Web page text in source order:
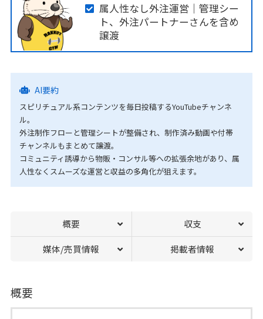
属人性なし外注運営｜管理シー
ト、外注パートナーさんを含め
譲渡
AI要約
スピリチュアル系コンテンツを毎日投稿するYouTubeチャンネ
ル。
外注制作フローと管理シートが整備され、制作済み動画や付帯
チャンネルもまとめて譲渡。
コミュニティ誘導から物販・コンサル等への拡張余地があり、属
人性なくスムーズな運営と収益の多角化が狙えます。
概要 収支
媒体/売買情報 掲載者情報
概要